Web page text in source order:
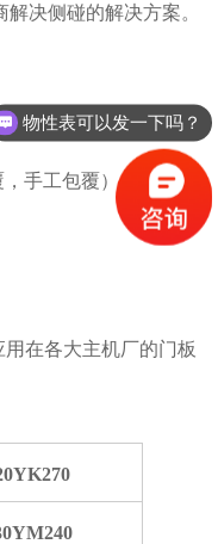
决侧碰的解决方案。
助注塑，IMD），
手工包覆），
在各大主机厂的门板
物性表可以发一下吗？